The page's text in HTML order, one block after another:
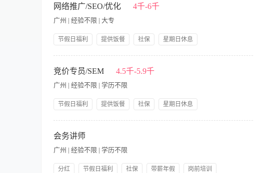
5.熟悉各统计分析工具的应用 6.熟悉各种优化手段及工具 7.具备一定的营
网络推广/SEO/优化 4千-6千
广州 | 经验不限 | 大专
节假日福利 提供饭餐 社保
星期日休息
（如：悦美网、有问必答网、新氧网、微博、QQ空间等）； 3、集团相关
站编辑工作，对网站内容进行扩充和优化；评估、分析网站并不断开拓网
关键字排名、流量原理，了解搜索引擎优化、外部链接、网站检测等相关
工具，有较好的论坛、博客、社区推广和经营的思维与技巧； 3、熟练使用
的兴趣和快速的学习能力； 5、工作积极向上，责任心强，良好的职业道
竞价专员/SEM 4.5千-5.9千
广州 | 经验不限 | 学历不限
节假日福利 提供饭餐 社保
星期日休息
作或者相关搜索引擎客服工作经验优先; 岗位要求： ⑴熟练操作搜索引擎
竞价操作; ⑶思维敏捷，良好的表达能力和沟通能力; ⑷对数据变化敏捷，
价值; ⑹编写百度广告标题，描述创意以及广告的上架; ⑺实时关注关键词排
会务讲师
广州 | 经验不限 | 学历不限
分红 节假日福利 社保 带薪年假
岗前培训